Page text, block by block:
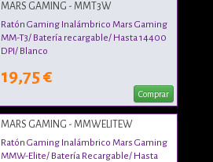
MARS GAMING - MMT3W
Ratón Gaming Inalámbrico Mars Gaming
MM-T3/ Batería recargable/ Hasta 14400
DPI/ Blanco
19,75 €
Comprar
MARS GAMING - MMWELITEW
Ratón Gaming Inalámbrico Mars Gaming
MMW-Elite/ Batería Recargable/ Hasta